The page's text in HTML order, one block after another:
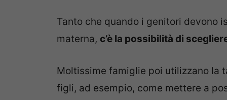
Tanto che quando i genitori devono
materna, c’è la possibilità di
Moltissime famiglie poi utilizzano la
figli, ad esempio, come mettere a